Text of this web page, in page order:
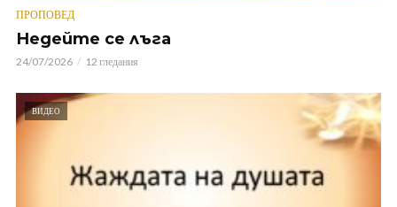
ПРОПОВЕД
Недейте се лъга
24/07/2026 12 гледания
ВИДЕО